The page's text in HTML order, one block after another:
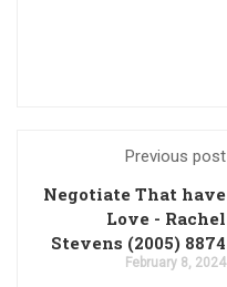
Previous post
Negotiate That have
Love - Rachel
Stevens (2005) 8874
February 8, 2024